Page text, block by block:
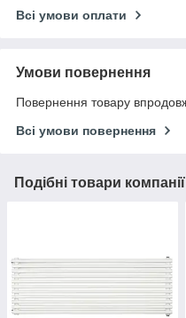
Всі умови оплати
Умови повернення
Повернення товару
Всі умови повернення
Подібні товари компанії